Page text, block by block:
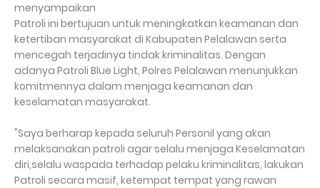
menyampaikan
Patroli ini bertujuan untuk meningkatkan keamanan dan
ketertiban masyarakat di Kabupaten Pelalawan serta
mencegah terjadinya tindak kriminalitas. Dengan
adanya Patroli Blue Light, Polres Pelalawan menunjukkan
komitmennya dalam menjaga keamanan dan
keselamatan masyarakat.
"Saya berharap kepada seluruh Personil yang akan
melaksanakan patroli agar selalu menjaga Keselamatan
diri,selalu waspada terhadap pelaku kriminalitas, lakukan
Patroli secara masif, ketempat tempat yang rawan